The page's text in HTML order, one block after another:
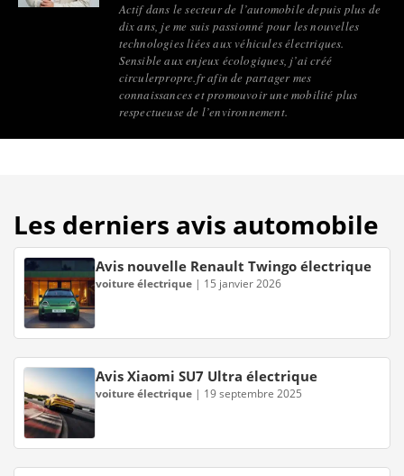
Actif dans le secteur de l’automobile depuis plus de
dix ans, je me suis passionné pour les nouvelles
technologies liées aux véhicules électriques.
Sensible aux enjeux écologiques, j’ai créé
circulerpropre.fr afin de partager mes
connaissances et promouvoir une mobilité plus
respectueuse de l’environnement.
Les derniers avis automobile
Avis nouvelle Renault Twingo électrique
voiture électrique | 15 janvier 2026
Avis Xiaomi SU7 Ultra électrique
voiture électrique | 19 septembre 2025